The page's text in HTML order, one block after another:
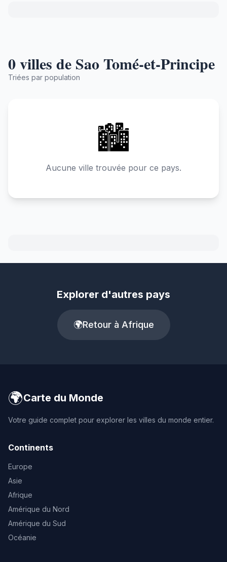
0 villes de Sao Tomé-et-Principe
Triées par population
🏙️
Aucune ville trouvée pour ce pays.
Explorer d'autres pays
🌍Retour à Afrique
🌍Carte du Monde
Votre guide complet pour explorer les villes du monde entier.
Continents
Europe
Asie
Afrique
Amérique du Nord
Amérique du Sud
Océanie